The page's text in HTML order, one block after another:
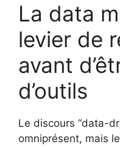
La data
levier de
avant
d’outils
Le discours “data-
omniprésent, mais